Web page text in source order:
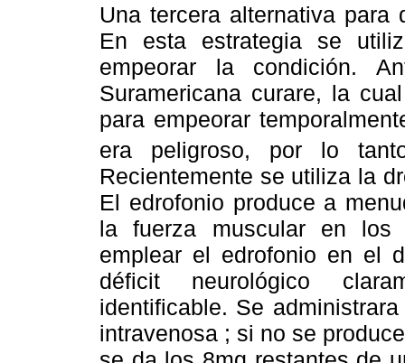
Una tercera alternativa para
En esta estrategia se
empeorar la condición.
Suramericana curare, la
para empeorar
era peligroso, por lo
Recientemente se utiliza la
El edrofonio produce a
la fuerza muscular en los
emplear el edrofonio en el
déficit neurológico
identificable. Se
intravenosa ; si no se